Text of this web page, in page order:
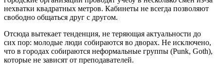
нехватки квадратных метров. Кабинеты не всегда позволяют
свободно общаться друг с другом.
Отсюда вытекает тенденция, не теряющая актуальности до
сих пор: молодые люди собираются во дворах. Не исключено,
что в городах собираются неформальные группы (Punk, Goth),
которые не зависят от преподавателей.